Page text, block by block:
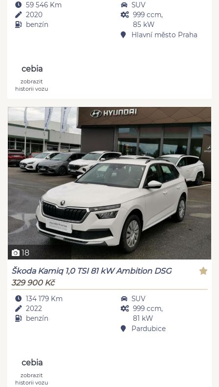
59 546 Km
2020
benzín
SUV
999 ccm,
85 kW
Hlavní město Praha
cebia
zobrazit
historii vozu
18
Škoda Kamiq 1,0 TSI 81 kW Ambition DSG
329 900 Kč
134 179 Km
2022
benzín
SUV
999 ccm,
81 kW
Pardubice
cebia
zobrazit
historii vozu